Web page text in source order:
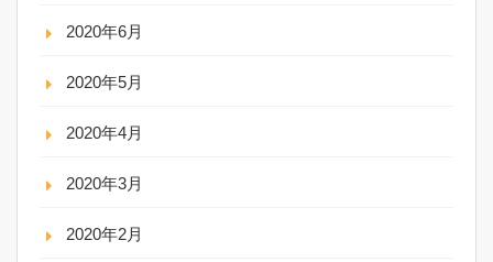
2020年6月
2020年5月
2020年4月
2020年3月
2020年2月